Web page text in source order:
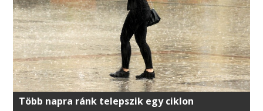
Több napra ránk telepszik egy ciklon